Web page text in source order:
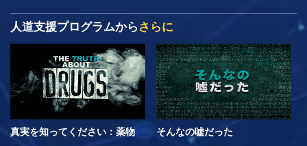
人道支援プログラムからさらに
真実を知ってください：薬物 そんなの嘘だった